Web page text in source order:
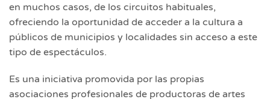
en muchos casos, de los circuitos habituales,
ofreciendo la oportunidad de acceder a la cultura a
públicos de municipios y localidades sin acceso a este
tipo de espectáculos.
Es una iniciativa promovida por las propias
asociaciones profesionales de productoras de artes